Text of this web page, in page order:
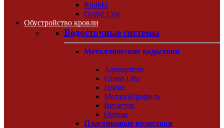
Ruukki
Grand Line
Обустройство кровли
Водосточные системы
Металлические водостоки
Aquasystem
Grand Line
Docke
МеталлПрофиль
Вегасток
Optima
Пластиковые водостоки